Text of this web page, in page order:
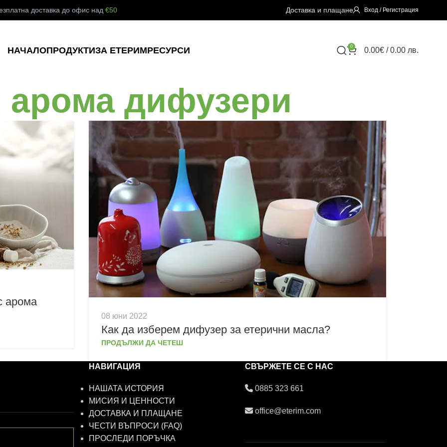
доставка до офис над€50 Доставка и плащане Вход / Регистрация
НАЧАЛОПРОДУКТИЗА ЕТЕРИМРЕСУРСИ 0 0.00€/ 0.00 лв.
дифузери
арома
08 юни 2022
Как да изберем дифузер за етерични масла?
ПРОДЪЛЖИ ДА ЧЕТЕШ
НАВИГАЦИЯ
НАШАТА ИСТОРИЯ
МИСИЯ И ЦЕННОСТИ
ДОСТАВКА И ПЛАЩАНЕ
ЧЕСТИ ВЪПРОСИ (FAQ)
ПРОСЛЕДИ ПОРЪЧКА
СВЪРЖЕТЕ СЕ С НАС
0885 323 661
office@eterim.com